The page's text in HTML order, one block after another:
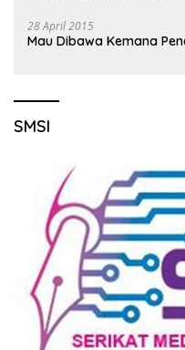
28 April 2015
Mau Dibawa Kemana
SMSI